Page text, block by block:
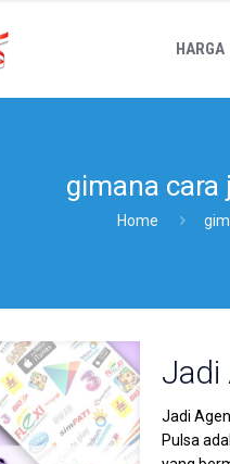
HARGA
gimana cara
Home
Jadi
Jadi
Pulsa